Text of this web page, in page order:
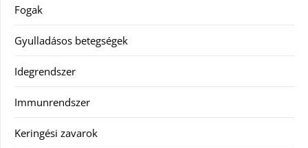
Fogak
Gyulladásos betegségek
Idegrendszer
Immunrendszer
Keringési zavarok